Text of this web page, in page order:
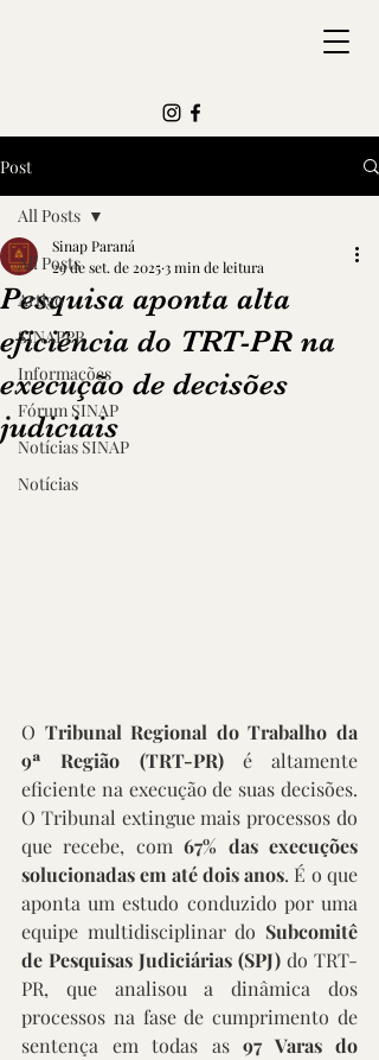
Post
All Posts
Artigo
SINAPPR
Informações
Fórum SINAP
Notícias SINAP
Notícias
All Posts
Pesquisa aponta alta
eficiência do TRT-PR na
execução de decisões
judiciais
Sinap Paraná
29 de set. de 20253 min de leitura
O Tribunal Regional do Trabalho da
9ª Região (TRT-PR) é altamente
eficiente na execução de suas decisões.
O Tribunal extingue mais processos do
que recebe, com 67% das execuções
solucionadas em até dois anos. É o que
aponta um estudo conduzido por uma
equipe multidisciplinar do Subcomitê
de Pesquisas Judiciárias (SPJ) do TRT-
PR, que analisou a dinâmica dos
processos na fase de cumprimento de
sentença em todas as 97 Varas do